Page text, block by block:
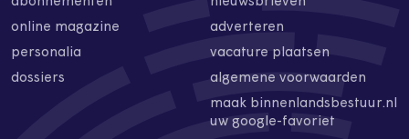
online magazine
personalia
dossiers
adverteren
vacature plaatsen
algemene voorwaarden
maak binnenlandsbestuur.nl
uw google-favoriet